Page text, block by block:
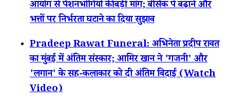
आयोग से पेंशनभोगियों की बड़ी मांग; बेसिक पे बढ़ाने और
भत्तों पर निर्भरता घटाने का दिया सुझाव
Pradeep Rawat Funeral: अभिनेता प्रदीप रावत
का मुंबई में अंतिम संस्कार; आमिर खान ने 'गजनी' और
'लगान' के सह-कलाकार को दी अंतिम विदाई (Watch
Video)